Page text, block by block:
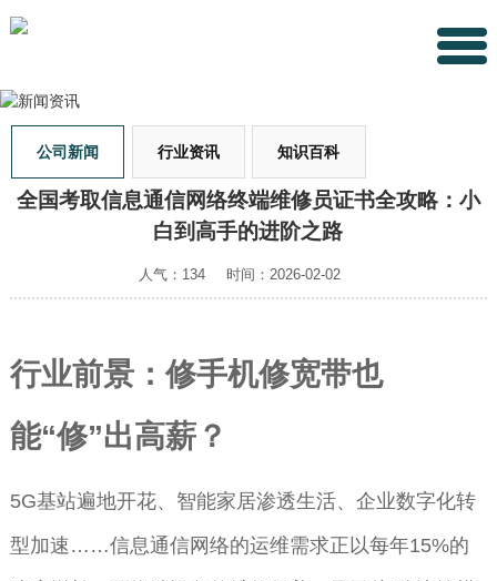
公司新闻 行业资讯 知识百科
全国考取信息通信网络终端维修员证书全攻略：小
白到高手的进阶之路
人气：134 时间：2026-02-02
行业前景：修手机修宽带也
能“修”出高薪？
5G基站遍地开花、智能家居渗透生活、企业数字化转
型加速……信息通信网络的运维需求正以每年15%的